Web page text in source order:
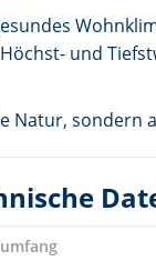
und
Natur, sondern